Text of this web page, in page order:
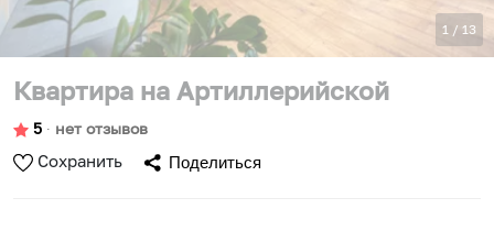
1 / 13
Квартира на Артиллерийской
5 ∙ нет отзывов
Сохранить Поделиться